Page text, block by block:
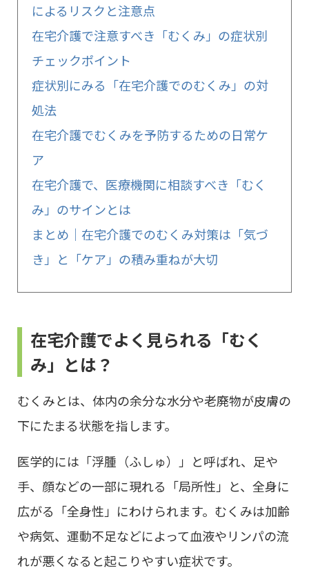
によるリスクと注意点
在宅介護で注意すべき「むくみ」の症状別
チェックポイント
症状別にみる「在宅介護でのむくみ」の対
処法
在宅介護でむくみを予防するための日常ケ
ア
在宅介護で、医療機関に相談すべき「むく
み」のサインとは
まとめ｜在宅介護でのむくみ対策は「気づ
き」と「ケア」の積み重ねが大切
在宅介護でよく見られる「むく
み」とは？
むくみとは、体内の余分な水分や老廃物が皮膚の
下にたまる状態を指します。
医学的には「浮腫（ふしゅ）」と呼ばれ、足や
手、顔などの一部に現れる「局所性」と、全身に
広がる「全身性」にわけられます。むくみは加齢
や病気、運動不足などによって血液やリンパの流
れが悪くなると起こりやすい症状です。